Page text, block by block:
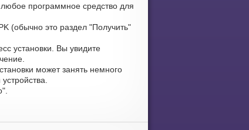
программное средство для
(обычно это раздел "Получить"
установки. Вы увидите
может занять немного